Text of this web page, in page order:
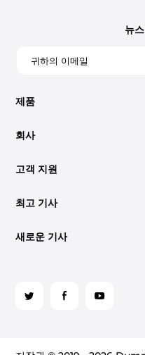
제품
비디오 컨버터
최고 기사
변환하는 쉬운 방법
iTunes에서 CD를 굽는 방
(2026)
새로운 기사
가청 CD로 굽기: 알아야 할
고객 지원
지원 센터
사용법
사이트 맵
회사
회사 소개
당사에 문의해 주세요.
약관
환불 정책
뉴
로